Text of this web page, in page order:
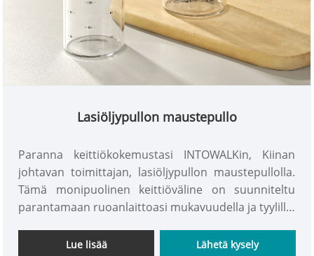
Lasiöljypullon maustepullo
Paranna keittiökokemustasi INTOWALKin, Kiinan
johtavan toimittajan, lasiöljypullon maustepullolla.
Tämä monipuolinen keittiöväline on suunniteltu
parantamaan ruoanlaittoasi mukavuudella ja tyylillä.
ajatellen valmistettu maustepullo täyttää jokaisen
Lue lisää Lähetä kysely